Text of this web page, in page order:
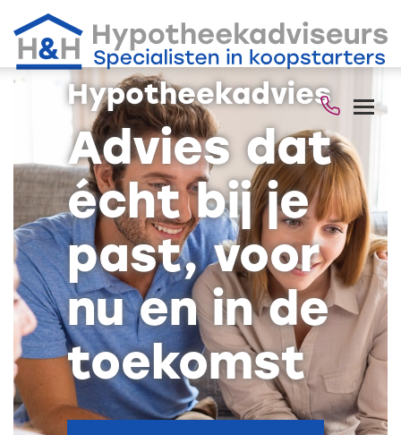
Hypotheekadvies
Advies dat
écht bij je
past, voor
nu en in de
toekomst